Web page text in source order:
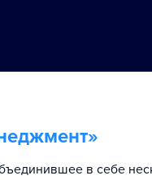
»
в себе